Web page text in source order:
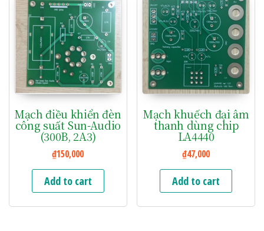
Mạch điều khiển đèn
công suất Sun-Audio
(300B, 2A3)
₫150,000
Add to cart
Mạch khuếch đại âm
thanh dùng chip
LA4440
₫47,000
Add to cart